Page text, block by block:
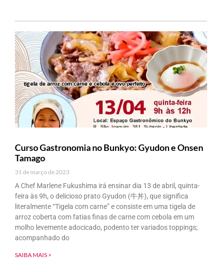
Curso Gastronomia no Bunkyo: Gyudon e Onsen
Tamago
31 de março de 2023
A Chef Marlene Fukushima irá ensinar dia 13 de abril, quinta-
feira às 9h, o delicioso prato Gyudon (牛丼), que significa
literalmente “Tigela com carne” e consiste em uma tigela de
arroz coberta com fatias finas de carne com cebola em um
molho levemente adocicado, podento ter variados toppings;
acompanhado do
SAIBA MAIS >